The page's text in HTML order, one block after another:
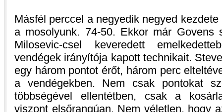
Másfél perccel a negyedik negyed
a mosolyunk. 74-50. Ekkor már Govens
Milosevic-csel keveredett
vendégek irányítója kapott technikait.
egy három pontot érőt, három perc
a vendégekben. Nem csak pontokat
többségével ellentétben, csak a
viszont elsőrangúan. Nem véletlen, hogy